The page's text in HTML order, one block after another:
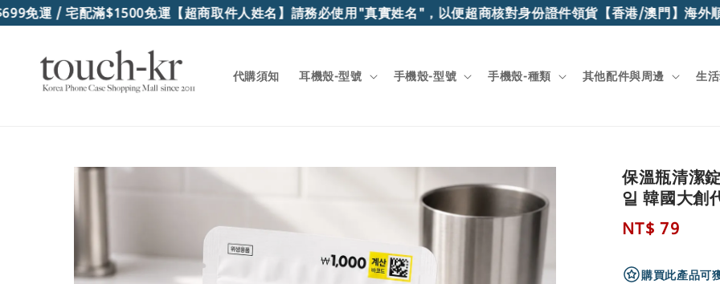
免運 / 宅配滿$1500免運【超商取件人姓名】請務必使用"真實姓名"，以便超商核對身份證件領貨【香港/澳門】海外順
代購須知 耳機殼-型號 手機殼-型號 手機殼-種類 其他配件與周邊 生
保溫瓶清潔
일 韓國大創
Regular
NT$ 79
購買此產品可